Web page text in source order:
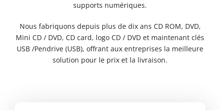
supports numériques.
Nous fabriquons depuis plus de dix ans CD ROM, DVD,
Mini CD / DVD, CD card, logo CD / DVD et maintenant clés
USB /Pendrive (USB), offrant aux entreprises la meilleure
solution pour le prix et la livraison.